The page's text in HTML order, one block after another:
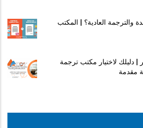
والترجمة العادية؟ | المكتب
| دليلك لاختيار مكتب ترجمة
مقدمة